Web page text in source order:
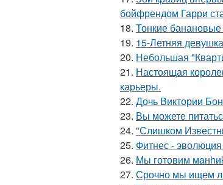
бойфрендом Гарри
18. Тонкие банановые
19. 15-Летняя
20. Небольшая
21. Настоящая
карьеры.
22. Дочь Виктории
23. Вы можете
24. "Слишком
25. Фитнес -
26. Мы готовим
27. Срочно мы ищем